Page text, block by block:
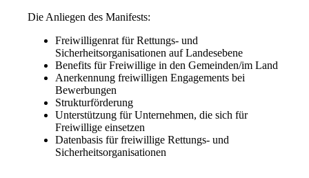
Die Anliegen des Manifests:
Freiwilligenrat für Rettungs- und
Sicherheitsorganisationen auf Landesebene
Benefits für Freiwillige in den Gemeinden/im Land
Anerkennung freiwilligen Engagements bei
Bewerbungen
Strukturförderung
Unterstützung für Unternehmen, die sich für
Freiwillige einsetzen
Datenbasis für freiwillige Rettungs- und
Sicherheitsorganisationen